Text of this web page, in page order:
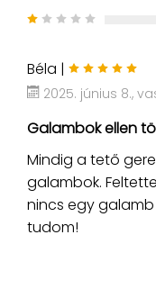
Béla |
2025. június 8.,
Galambok ellen
Mindig a tető
galambok.
nincs egy galamb
tudom!